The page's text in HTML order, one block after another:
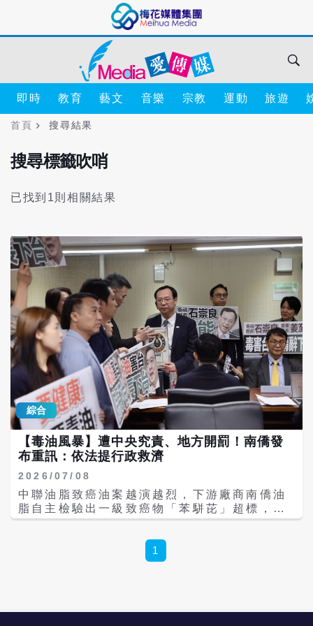
即時 教育 藝文 音樂 宗教 運動 旅遊
首頁 搜尋結果
搜尋標籤吹哨
已找到1則相關結果
綜合
【毒油風暴】遭中央究責、地方開罰！南僑發
布重訊：依法提行政救濟
2026/07/08
中聯油脂致癌油案越演越烈，下游廠商南僑油
脂自主檢驗出一級致癌物「苯駢芘」超標，遭
衛福部長石崇良指出，南僑未直接依法通報衛
接著發布南僑油脂未依法通報開罰300萬元。
對此，母公司南僑投資控股7日晚間發布重大
1